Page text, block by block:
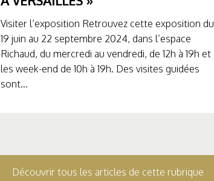
Visiter l’exposition Retrouvez cette exposition du
19 juin au 22 septembre 2024, dans l’espace
Richaud, du mercredi au vendredi, de 12h à 19h et
les week-end de 10h à 19h. Des visites guidées
sont...
Découvrir tous les articles de cette rubrique